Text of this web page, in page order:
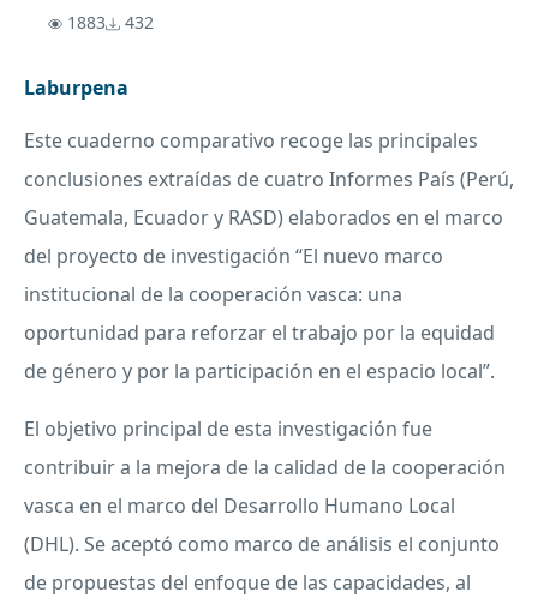
1883 432
Laburpena
Este cuaderno comparativo recoge las principales
conclusiones extraídas de cuatro Informes País (Perú,
Guatemala, Ecuador y RASD) elaborados en el marco
del proyecto de investigación “El nuevo marco
institucional de la cooperación vasca: una
oportunidad para reforzar el trabajo por la equidad
de género y por la participación en el espacio local”.
El objetivo principal de esta investigación fue
contribuir a la mejora de la calidad de la cooperación
vasca en el marco del Desarrollo Humano Local
(DHL). Se aceptó como marco de análisis el conjunto
de propuestas del enfoque de las capacidades, al